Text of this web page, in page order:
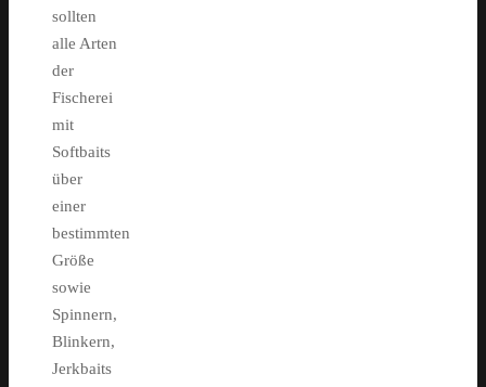
sollten
alle Arten
der
Fischerei
mit
Softbaits
über
einer
bestimmten
Größe
sowie
Spinnern,
Blinkern,
Jerkbaits